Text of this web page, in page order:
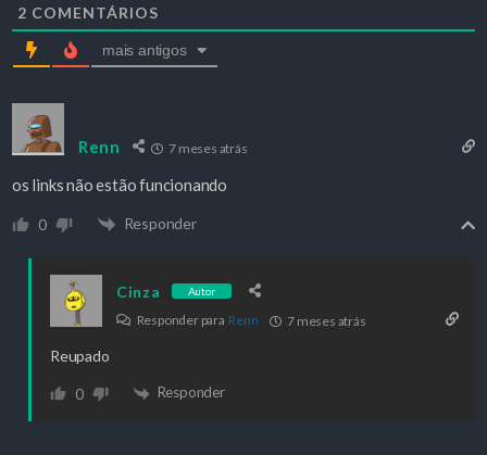
2 COMENTÁRIOS
mais antigos
Renn 7 meses atrás
os links não estão funcionando
0 Responder
Cinza Autor
Responder para Renn 7 meses atrás
Reupado
0 Responder